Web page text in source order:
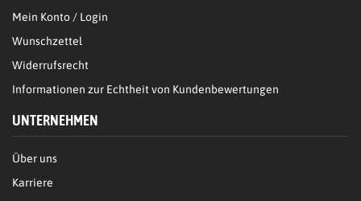
Mein Konto / Login
Wunschzettel
Widerrufsrecht
Informationen zur Echtheit von Kundenbewertungen
UNTERNEHMEN
Über uns
Karriere